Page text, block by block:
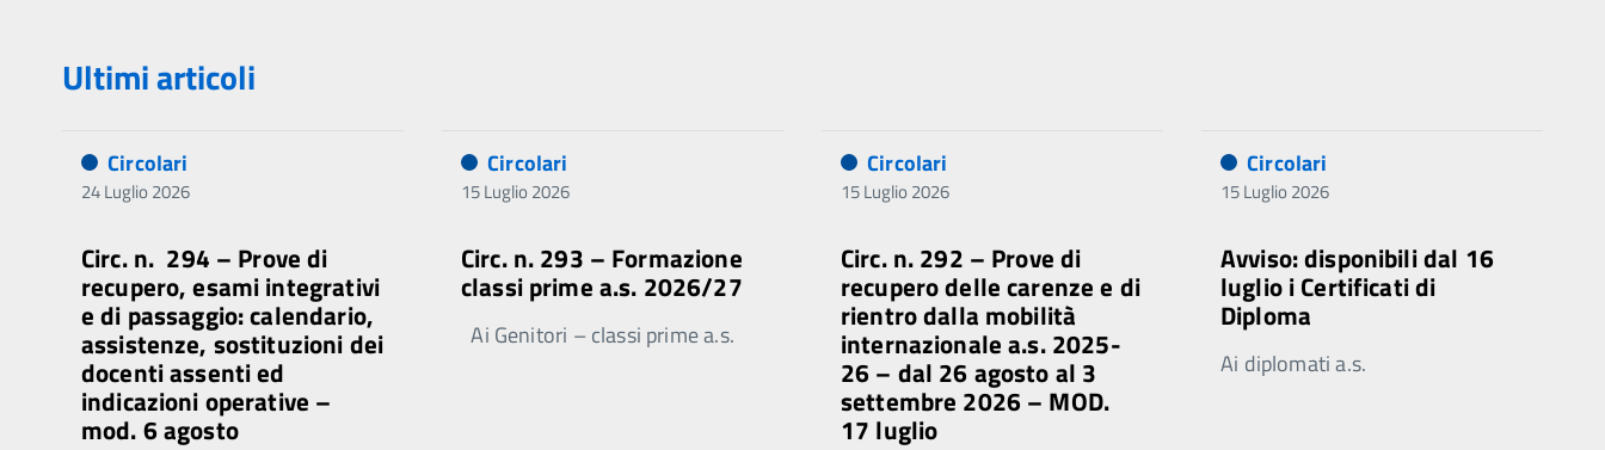
Ultimi articoli
Circolari
24 Luglio 2026
Circ. n. 294 – Prove di
recupero, esami integrativi
e di passaggio: calendario,
assistenze, sostituzioni dei
docenti assenti ed
indicazioni operative –
mod. 6 agosto
Circolari
15 Luglio 2026
Circ. n. 293 – Formazione
classi prime a.s. 2026/27
Ai Genitori – classi prime a.s.
Circolari
15 Luglio 2026
Circ. n. 292 – Prove di
recupero delle carenze e di
rientro dalla mobilità
internazionale a.s. 2025-
26 – dal 26 agosto al 3
settembre 2026 – MOD.
17 luglio
Circolari
15 Luglio 2026
Avviso: disponibili dal 16
luglio i Certificati di
Diploma
Ai diplomati a.s.